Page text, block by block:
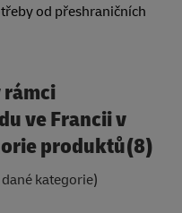
od přeshraničních
rámci
ve Francii v
produktů(8)
kategorie)